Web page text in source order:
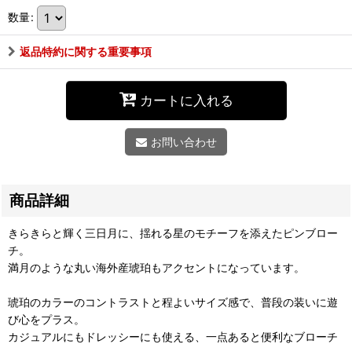
数量:
返品特約に関する重要事項
カートに入れる
お問い合わせ
商品詳細
きらきらと輝く三日月に、揺れる星のモチーフを添えたピンブロー
チ。
満月のような丸い海外産琥珀もアクセントになっています。
琥珀のカラーのコントラストと程よいサイズ感で、普段の装いに遊
び心をプラス。
カジュアルにもドレッシーにも使える、一点あると便利なブローチ